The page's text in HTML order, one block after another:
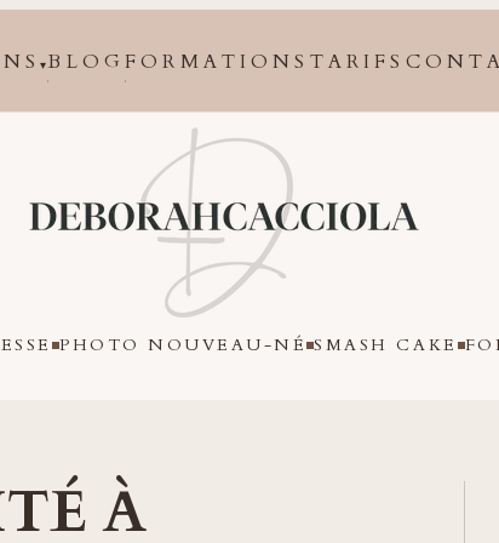
▾BLOGFORMATIONS TARIFS
PHOTO NOUVEAU-NÉ SMASH CAKE
À